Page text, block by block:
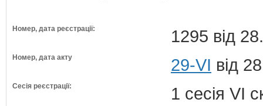
Номер, дата реєстрації: 1295 від
Номер, дата акту 29-VI від
Сесія реєстрації: 1 сесія VI